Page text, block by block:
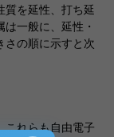
を延性、打ち延
一般に、延性・
さの順に示すと次
れらも自由電子